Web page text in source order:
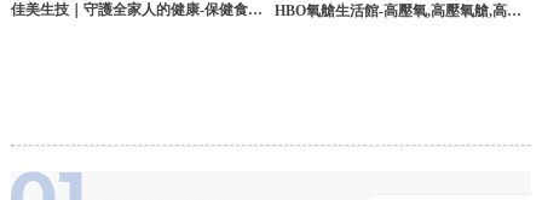
佳美生技｜守護全家人的健康-保健食品,
HBO氧艙生活館-高壓氧,高壓氧艙,高壓